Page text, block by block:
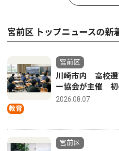
宮前区 トップニュースの新
教育
宮前区
川崎市内 高校
ー協会が主催 初
2026.08.07
宮前区